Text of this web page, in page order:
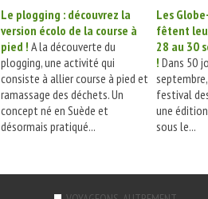
Le plogging : découvrez la
version écolo de la course à
pied ! A la découverte du
plogging, une activité qui
consiste à allier course à pied et
ramassage des déchets. Un
concept né en Suède et
désormais pratiqué...
Les
fêtent
28 au 30
! Dans 50
festival
une
sous le...